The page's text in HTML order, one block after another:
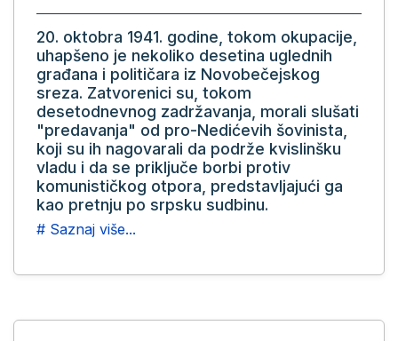
20. oktobra 1941. godine, tokom okupacije,
uhapšeno je nekoliko desetina uglednih
građana i političara iz Novobečejskog
sreza. Zatvorenici su, tokom
desetodnevnog zadržavanja, morali slušati
"predavanja" od pro-Nedićevih šovinista,
koji su ih nagovarali da podrže kvislinšku
vladu i da se priključe borbi protiv
komunističkog otpora, predstavljajući ga
kao pretnju po srpsku sudbinu.
# Saznaj više...